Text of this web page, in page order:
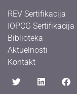
REV Sertifikacija
IOPCG Sertifikacija
Biblioteka
Aktuelnosti
Kontakt